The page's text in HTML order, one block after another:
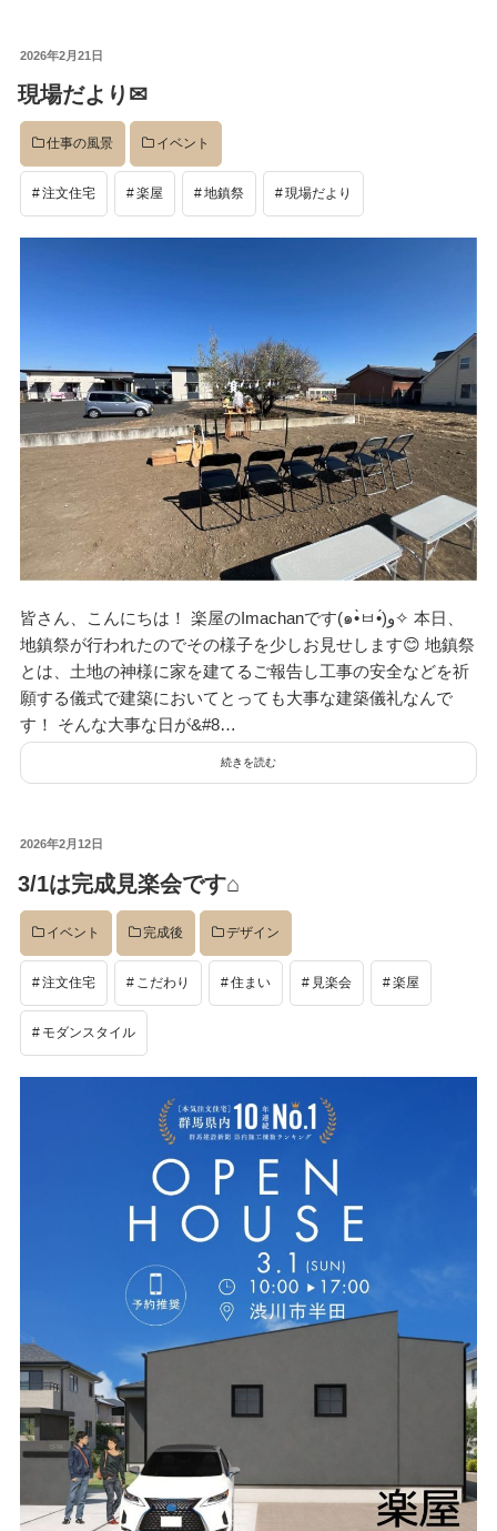
投
日:
2026年2月21日
現場だより✉
仕事の風景 イベント
注文住宅 楽屋 地鎮祭 現場だより
皆さん、こんにちは！ 楽屋のImachanです(๑•̀ㅂ•́)و✧ 本日、
地鎮祭が行われたのでその様子を少しお見せします😊 地鎮祭
とは、土地の神様に家を建てるご報告し工事の安全などを祈
願する儀式で建築においてとっても大事な建築儀礼なんで
す！ そんな大事な日が&#8…
続きを読む
投
日:
2026年2月12日
3/1は完成見楽会です⌂
イベント 完成後 デザイン
注文住宅 こだわり 住まい 見楽会 楽屋
モダンスタイル